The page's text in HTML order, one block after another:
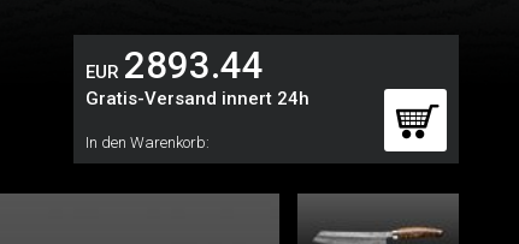
EUR 2893.44
Gratis-Versand innert 24h
In den Warenkorb: